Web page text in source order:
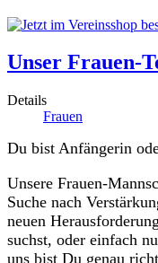
Unser Frauen-
Details
Frauen
Du bist Anfängerin
Unsere Frauen-
Suche nach
neuen
suchst, oder einfach
uns bist Du genau